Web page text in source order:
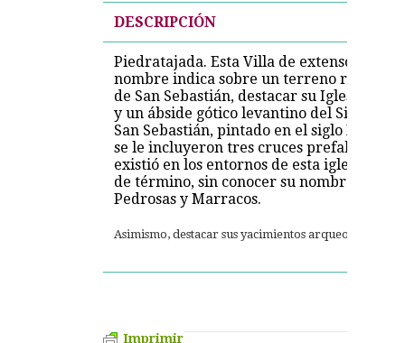
DESCRIPCIÓN
Piedratajada. Esta Villa de extensos y
nombre indica sobre un terreno rocoso,
de San Sebastián, destacar su Iglesia
y un ábside gótico levantino del Siglo
San Sebastián, pintado en el siglo
se le incluyeron tres cruces
existió en los entornos de esta iglesia,
de término, sin conocer su nombre, en
Pedrosas y Marracos.
Asimismo, destacar sus yacimientos arqueológicos
Imprimir